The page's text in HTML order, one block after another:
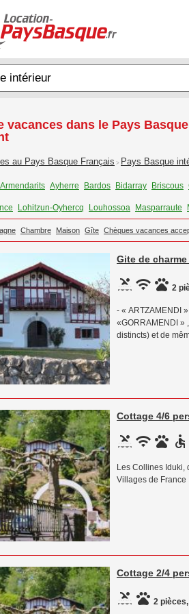
vacances dans le Pays
au Pays Basque Français > Pays Basque
Armendarits Ayherre Bardos Bidarray Briscous
Lohitzun-Oyhercq Louhossoa Masparraute
Chambre Maison Gîte Chèques vacances
Gite de
2
- « ARTZAMENDI
«GORRAMENDI »
distincts) et de
Cottage 4/6
Les Collines Iduki,
Villages de France
Cottage 2/4
2